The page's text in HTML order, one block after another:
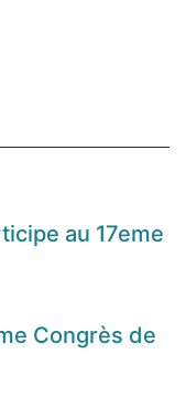
au 17eme
Congrès de